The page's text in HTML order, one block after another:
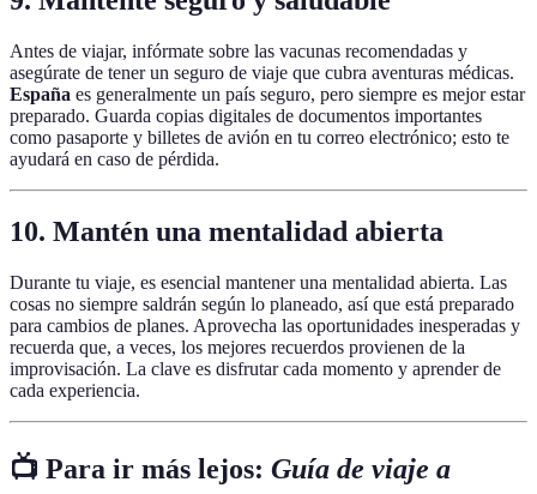
Antes de viajar, infórmate sobre las vacunas recomendadas y
asegúrate de tener un seguro de viaje que cubra aventuras médicas.
España es generalmente un país seguro, pero siempre es mejor estar
preparado. Guarda copias digitales de documentos importantes
como pasaporte y billetes de avión en tu correo electrónico; esto te
ayudará en caso de pérdida.
10. Mantén una mentalidad abierta
Durante tu viaje, es esencial mantener una mentalidad abierta. Las
cosas no siempre saldrán según lo planeado, así que está preparado
para cambios de planes. Aprovecha las oportunidades inesperadas y
recuerda que, a veces, los mejores recuerdos provienen de la
improvisación. La clave es disfrutar cada momento y aprender de
cada experiencia.
📺 Para ir más lejos: Guía de viaje a